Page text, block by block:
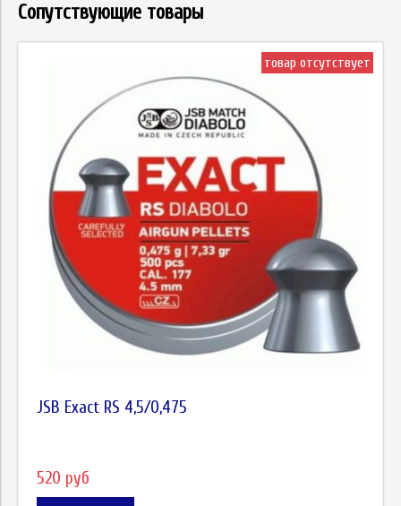
Сопутствующие товары
товар отсутствует
JSB Exact RS 4,5/0,475
520 руб